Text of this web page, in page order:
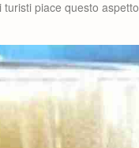
piace questo aspetto